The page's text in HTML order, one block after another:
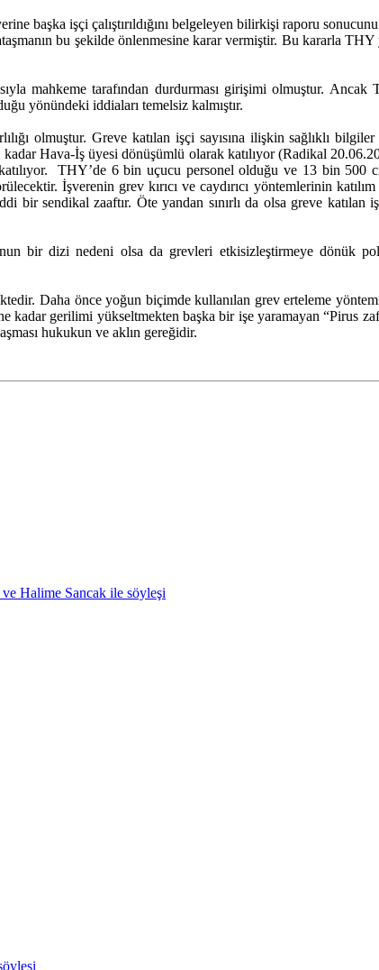
başka işçi çalıştırıldığını belgeleyen bilirkişi raporu
bu şekilde önlenmesine karar vermiştir. Bu kararla THY
mahkeme tarafından durdurması girişimi olmuştur.
yönündeki iddiaları temelsiz kalmıştır.
olmuştur. Greve katılan işçi sayısına ilişkin sağlıklı
kadar Hava-İş üyesi dönüşümlü olarak katılıyor (Radikal
THY’de 6 bin uçucu personel olduğu ve 13 bin 500
İşverenin grev kırıcı ve caydırıcı yöntemlerinin
bir sendikal zaaftır. Öte yandan sınırlı da olsa greve
bir dizi nedeni olsa da grevleri etkisizleştirmeye dönük
Daha önce yoğun biçimde kullanılan grev erteleme yöntemi
gerilimi yükseltmekten başka bir işe yaramayan “Pirus
hukukun ve aklın gereğidir.
Halime Sancak ile söyleşi